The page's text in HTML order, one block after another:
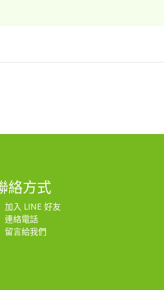
絡方式
加入 LINE 好友
連絡電話
留言給我們